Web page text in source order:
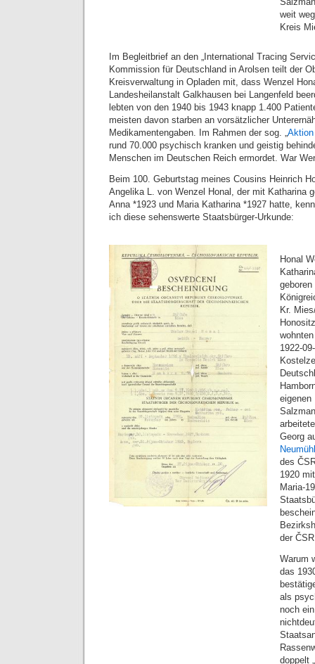
weit
Kreis
Im Begleitbrief an den „International Tracing
Kommission für Deutschland in Arolsen teilt der
Kreisverwaltung in Opladen mit, dass Wenzel
Landesheilanstalt Galkhausen bei Langenfeld
lebten von den 1940 bis 1943 knapp 1.400
meisten davon starben an vorsätzlicher
Medikamentengaben. Im Rahmen der sog. „
rund 70.000 psychisch kranken und geistig
Menschen im Deutschen Reich ermordet. War
Beim 100. Geburtstag meines Cousins Heinrich
Angelika L. von Wenzel Honal, der mit Katharina
Anna *1923 und Maria Katharina *1927 hatte,
ich diese sehenswerte Staatsbürger-Urkunde:
Honal
Kr.
1922-
eigenen
Georg
des
1920
Maria-
der
Warum
das
als
noch
doppelt